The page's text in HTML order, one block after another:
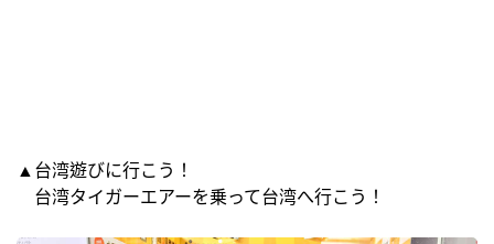
▲台湾遊びに行こう！
台湾タイガーエアーを乗って台湾へ行こう！